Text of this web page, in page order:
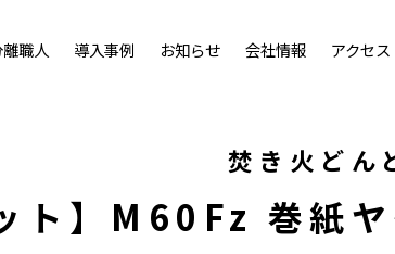
職人 導入事例 お知らせ 会社情報 アクセス
焚き火どん
ト】M60Fz 巻紙